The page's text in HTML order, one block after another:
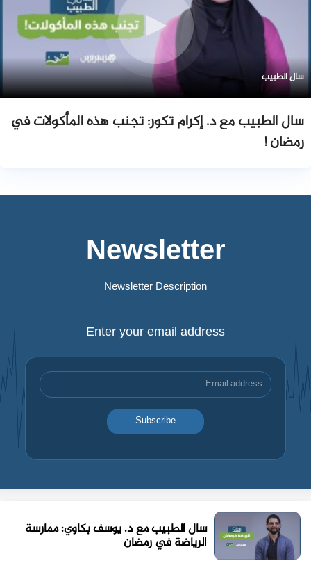
سال الطبيب
سال الطبيب مع د. إكرام تكور: تجنب هذه المأكولات في
رمضان !
Newsletter
Newsletter Description
Enter your email address
Subscribe
سال الطبيب مع د. يوسف بكاوي: ممارسة
الرياضة في رمضان